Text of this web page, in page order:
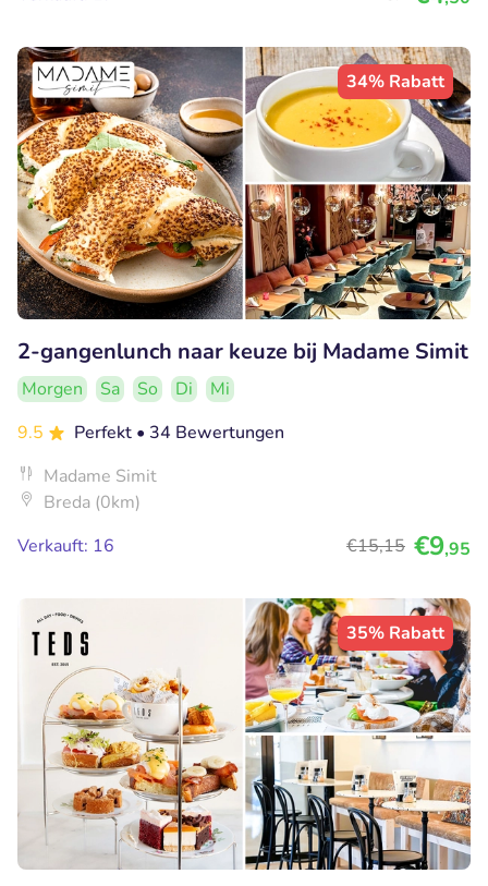
34% Rabatt
2-gangenlunch naar keuze bij Madame Simit
Morgen Sa So Di
Mi
9.5
Perfekt • 34 Bewertungen
Madame Simit
Breda (0km)
Verkauft: 16
€15,15 €9,95
35% Rabatt